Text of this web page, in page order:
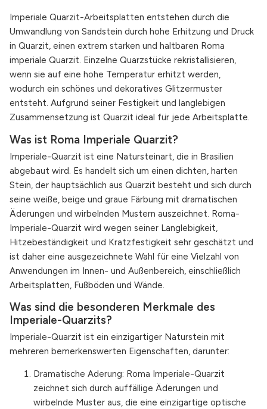
Imperiale Quarzit-Arbeitsplatten entstehen durch die
Umwandlung von Sandstein durch hohe Erhitzung und Druck
in Quarzit, einen extrem starken und haltbaren Roma
imperiale Quarzit. Einzelne Quarzstücke rekristallisieren,
wenn sie auf eine hohe Temperatur erhitzt werden,
wodurch ein schönes und dekoratives Glitzermuster
entsteht. Aufgrund seiner Festigkeit und langlebigen
Zusammensetzung ist Quarzit ideal für jede Arbeitsplatte.
Was ist Roma Imperiale Quarzit?
Imperiale-Quarzit ist eine Natursteinart, die in Brasilien
abgebaut wird. Es handelt sich um einen dichten, harten
Stein, der hauptsächlich aus Quarzit besteht und sich durch
seine weiße, beige und graue Färbung mit dramatischen
Äderungen und wirbelnden Mustern auszeichnet. Roma-
Imperiale-Quarzit wird wegen seiner Langlebigkeit,
Hitzebeständigkeit und Kratzfestigkeit sehr geschätzt und
ist daher eine ausgezeichnete Wahl für eine Vielzahl von
Anwendungen im Innen- und Außenbereich, einschließlich
Arbeitsplatten, Fußböden und Wände.
Was sind die besonderen Merkmale des
Imperiale-Quarzits?
Imperiale-Quarzit ist ein einzigartiger Naturstein mit
mehreren bemerkenswerten Eigenschaften, darunter:
Dramatische Aderung: Roma Imperiale-Quarzit
zeichnet sich durch auffällige Äderungen und
wirbelnde Muster aus, die eine einzigartige optische